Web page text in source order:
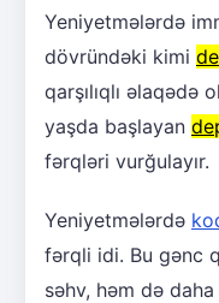
Yeniyetmələrdə
dövründəki kimi
qarşılıqlı əlaqədə
yaşda başlayan
fərqləri vurğulayır.
Yeniyetmələrdə
fərqli idi. Bu gənc
səhv, həm də